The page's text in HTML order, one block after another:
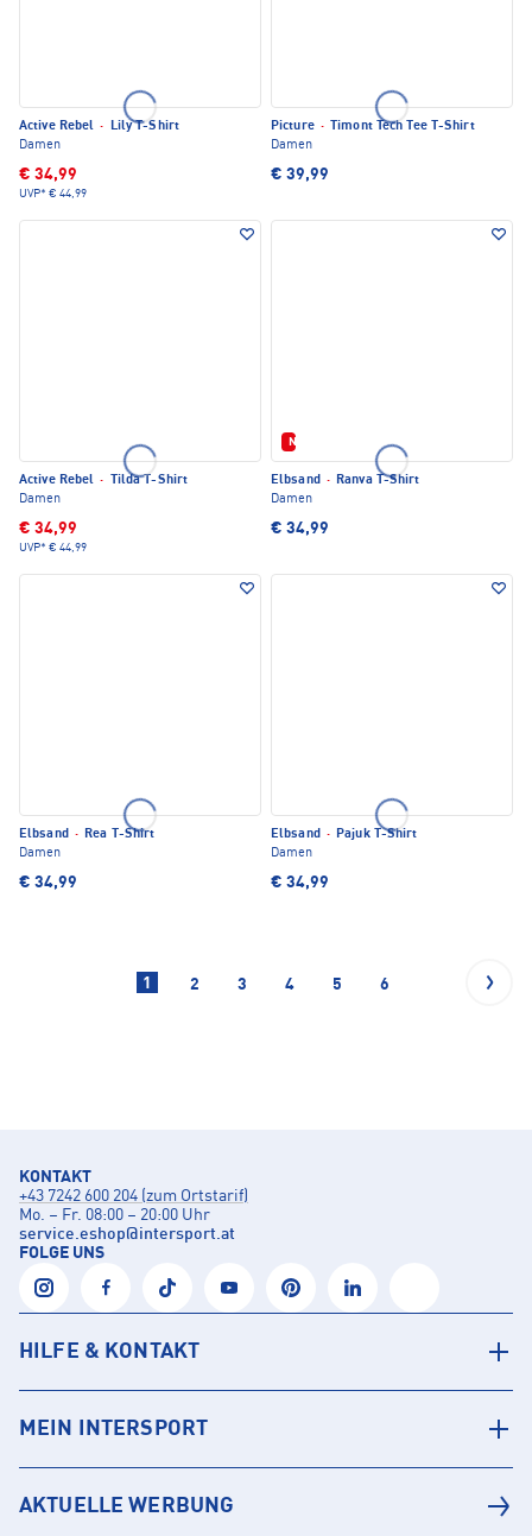
Active Rebel ·
Lily T-Shirt
Damen
€ 34,99
UVP* € 44,99
Picture ·
Timont Tech Tee T-Shirt
Damen
€ 39,99
Active Rebel ·
Tilda T-Shirt
Damen
€ 34,99
UVP* € 44,99
Neu
Elbsand · Ranva T-Shirt
Damen
€ 34,99
Elbsand · Rea T-Shirt
Damen
€ 34,99
Elbsand · Pajuk T-Shirt
Damen
€ 34,99
1 2 3 4 5 6
KONTAKT
+43 7242 600 204 (zum Ortstarif)
Mo. – Fr. 08:00 – 20:00 Uhr
service.eshop@intersport.at
FOLGE UNS
HILFE & KONTAKT
MEIN INTERSPORT
AKTUELLE WERBUNG